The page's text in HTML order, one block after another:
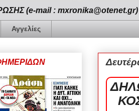
(e-mail :
Αγγελίες